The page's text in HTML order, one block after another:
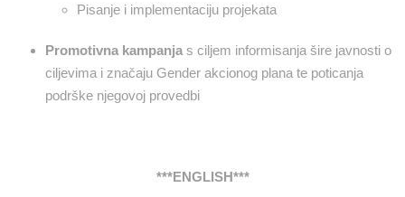
Pisanje i implementaciju projekata
Promotivna kampanja s ciljem informisanja šire javnosti o
ciljevima i značaju Gender akcionog plana te poticanja
podrške njegovoj provedbi
***ENGLISH***